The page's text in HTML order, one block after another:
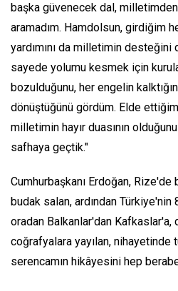
başka güvenecek dal,
aramadım. Hamdolsun, girdiğim
yardımını da milletimin desteğini
sayede yolumu kesmek için
bozulduğunu, her engelin
dönüştüğünü gördüm. Elde
milletimin hayır duasının
safhaya geçtik."
Cumhurbaşkanı Erdoğan, Rize'de
budak salan, ardından
oradan Balkanlar'dan Kafkaslar'a,
coğrafyalara yayılan, nihayetinde
serencamın hikâyesini hep